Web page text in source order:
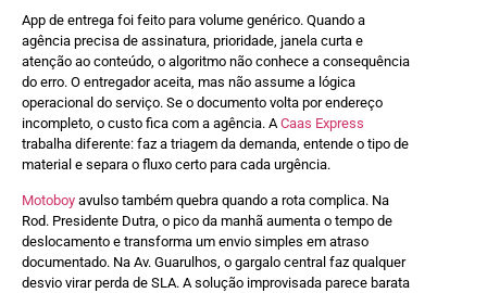
App de entrega foi feito para volume genérico. Quando a
agência precisa de assinatura, prioridade, janela curta e
atenção ao conteúdo, o algoritmo não conhece a consequência
do erro. O entregador aceita, mas não assume a lógica
operacional do serviço. Se o documento volta por endereço
incompleto, o custo fica com a agência. ACaas Express
trabalha diferente: faz a triagem da demanda, entende o tipo de
material e separa o fluxo certo para cada urgência.
Motoboy avulso também quebra quando a rota complica. Na
Rod. Presidente Dutra, o pico da manhã aumenta o tempo de
deslocamento e transforma um envio simples em atraso
documentado. Na Av. Guarulhos, o gargalo central faz qualquer
desvio virar perda de SLA. A solução improvisada parece barata